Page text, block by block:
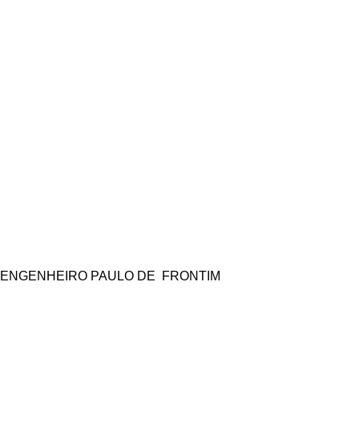
ENGENHEIRO PAULO DE FRONTIM